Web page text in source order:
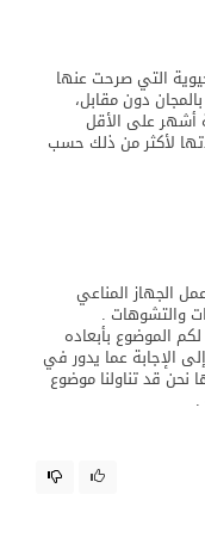
التي صرحت عنها
دون مقابل،
على الأقل
لأكثر من ذلك حسب
الجهاز المناعي
والتشوهات .
الموضوع بأبعاده
الإجابة عما يدور في
نحن قد تناولنا موضوع
.